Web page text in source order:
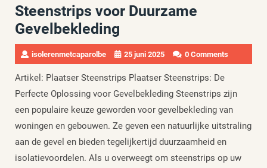
Steenstrips voor Duurzame
Gevelbekleding
isolerenmetcaparolbe 25 juni 2025 0 Comments
Artikel: Plaatser Steenstrips Plaatser Steenstrips: De
Perfecte Oplossing voor Gevelbekleding Steenstrips zijn
een populaire keuze geworden voor gevelbekleding van
woningen en gebouwen. Ze geven een natuurlijke uitstraling
aan de gevel en bieden tegelijkertijd duurzaamheid en
isolatievoordelen. Als u overweegt om steenstrips op uw